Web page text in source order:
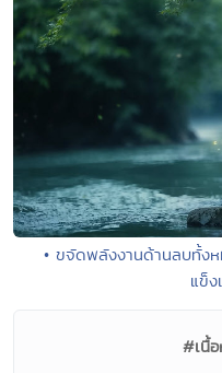
• ขจัดพลังงานด้านลบทั้ง
แข็
#เนื้